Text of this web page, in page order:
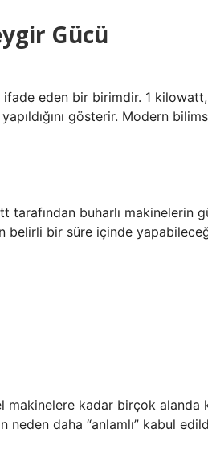
Gücü
eden bir birimdir. 1 kilowatt,
gösterir. Modern
buharlı makinelerin
belirli bir süre içinde
kadar birçok alanda
daha “anlamlı” kabul